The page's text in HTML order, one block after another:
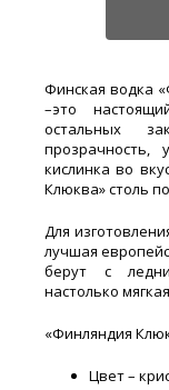
Финская водка
–это
остальных
прозрачность,
кислинка во
Клюква» столь
Для
лучшая
берут с
настолько
«Финляндия
Цвет –